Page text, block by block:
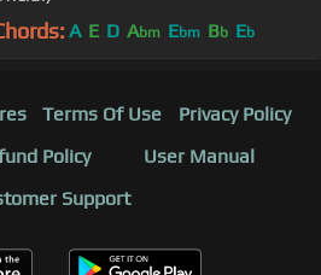
A E D Abm Ebm Bb Eb
Terms Of Use
Privacy Policy
Policy
User Manual
Support